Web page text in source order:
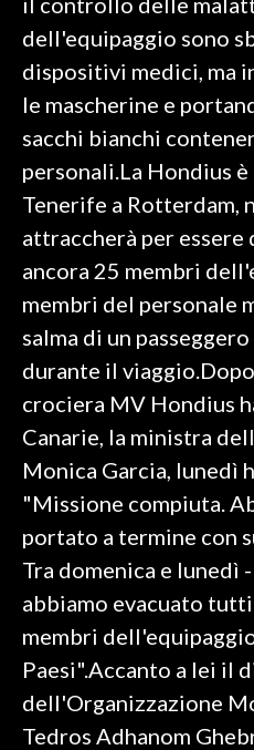
PUBBLICITÀ
SPIAGGE
dell'equipaggio sono
dispositivi medici, ma
le mascherine e
sacchi bianchi
personali.La Hondius
Tenerife a Rotterdam,
attraccherà per
ancora 25 membri
membri del personale
salma di un
durante il
crociera MV Hondius
Canarie, la ministra
Monica Garcia, lunedì
"Missione compiuta.
portato a termine con
Tra domenica e lunedì
abbiamo evacuato
membri
Paesi".Accanto a lei il
dell'Organizzazione
Tedros Adhanom